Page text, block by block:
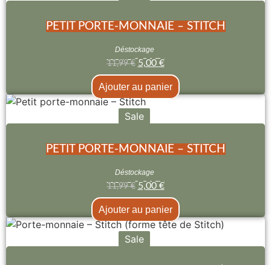
PETIT PORTE-MONNAIE – STITCH
Déstockage
11,99€ 5,00 €
Ajouter au panier
Sale
PETIT PORTE-MONNAIE – STITCH
Déstockage
11,99€ 5,00 €
Ajouter au panier
Sale